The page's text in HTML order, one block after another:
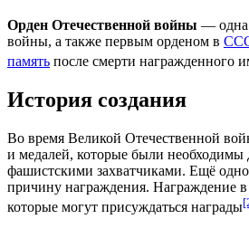
Орден Отечественной войны — одна
войны, а также первым орденом в
память после смерти награжденного
История создания
Во время Великой Отечественной
и медалей, которые были необходимы
фашистскими захватчиками. Ещё
причину награждения. Награждение в
которые могут присуждаться награды